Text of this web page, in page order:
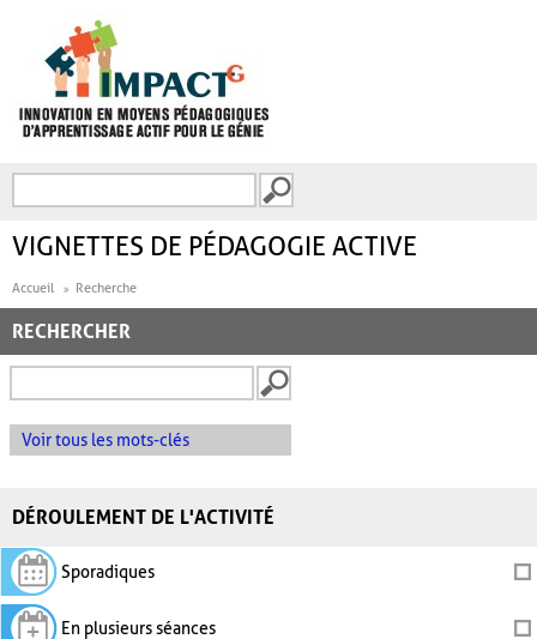
FORMULAIRE DE
VIGNETTES DE PÉDAGOGIE ACTIVE
Accueil Recherche
RECHERCHER
Voir tous les mots-clés
DÉROULEMENT DE L'ACTIVITÉ
Sporadiques
En plusieurs séances